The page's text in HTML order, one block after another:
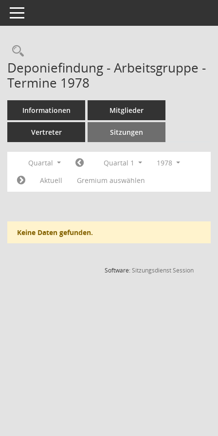
Toggle navigation
Rechercheauswahl
Deponiefindung - Arbeitsgruppe -
Termine 1978
Informationen Mitglieder
Vertreter Sitzungen
Quartal Quartal 1
1978
Aktuell
Gremium auswählen
Keine Daten gefunden.
Software:SitzungsdienstSession(Wird in